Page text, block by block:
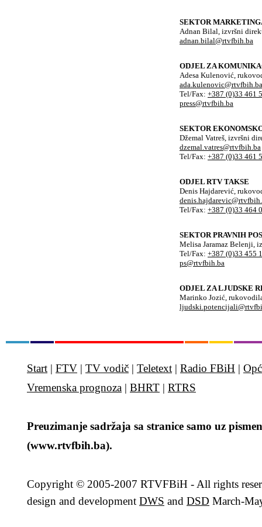
SEKTOR
Adnan Bilal, izvršni
adnan.bilal@rtvfbih.ba
ODJEL ZA
Adesa Kulenović,
ada.kulenovic@rtvfbih.ba
Tel/Fax: +387 (0)33 461
press@rtvfbih.ba
SEKTOR
Džemal Vatreš, izvršni
dzemal.vatres@rtvfbih.ba
Tel/Fax: +387 (0)33 461
ODJEL RTV TAKSE
Denis Hajdarević,
Tel/Fax: +387 (0)33 464
SEKTOR PRAVNIH
Melisa Jaramaz Belenji,
Tel/Fax: +387 (0)33 455
ps@rtvfbih.ba
ODJEL ZA LJUDSKE
Marinko Jozić,
Start | FTV | TV vodič | Teletext | Radio FBiH |
Vremenska prognoza | BHRT | RTRS
Preuzimanje sadržaja sa stranice samo uz
(www.rtvfbih.ba).
Copyright © 2005-2007 RTVFBiH - All rights
design and development DWS and DSD March-